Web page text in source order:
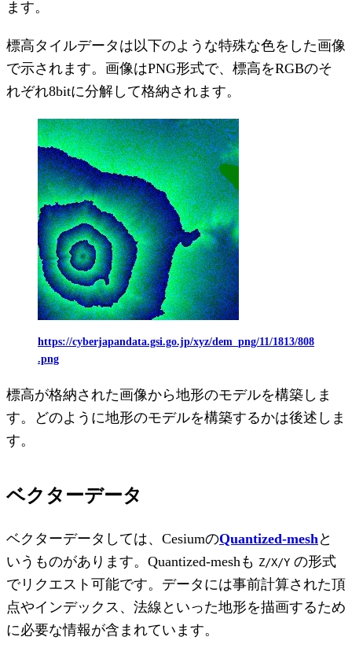
ます。
標高タイルデータは以下のような特殊な色をした画像
で示されます。画像はPNG形式で、標高をRGBのそ
れぞれ8bitに分解して格納されます。
https://cyberjapandata.gsi.go.jp/xyz/dem_png/11/1813/808
.png
標高が格納された画像から地形のモデルを構築しま
す。どのように地形のモデルを構築するかは後述しま
す。
ベクターデータ
ベクターデータしては、CesiumのQuantized-mesh と
いうものがあります。Quantized-meshも Z/X/Y の形式
でリクエスト可能です。データには事前計算された頂
点やインデックス、法線といった地形を描画するため
に必要な情報が含まれています。